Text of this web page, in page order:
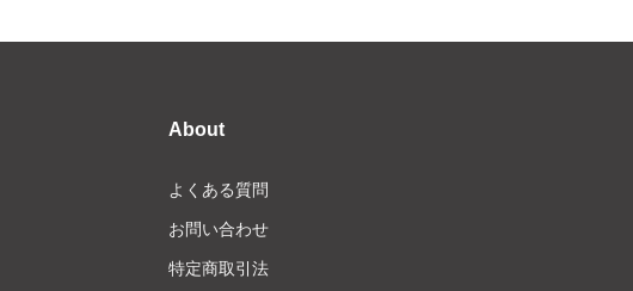
About
よくある質問
お問い合わせ
特定商取引法